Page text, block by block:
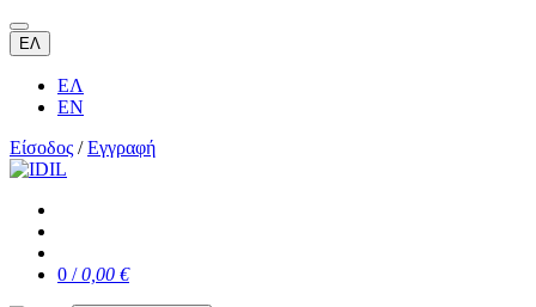
ΕΛ
ΕΛ
EN
Είσοδος /Εγγραφή
0 /0,00 €